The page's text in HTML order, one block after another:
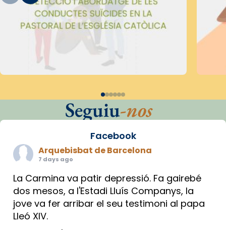
Seguiu-nos
Facebook
Arquebisbat de Barcelona
7 days ago
La Carmina va patir depressió. Fa gairebé
dos mesos, a l'Estadi Lluís Companys, la
jove va fer arribar el seu testimoni al papa
Lleó XIV.